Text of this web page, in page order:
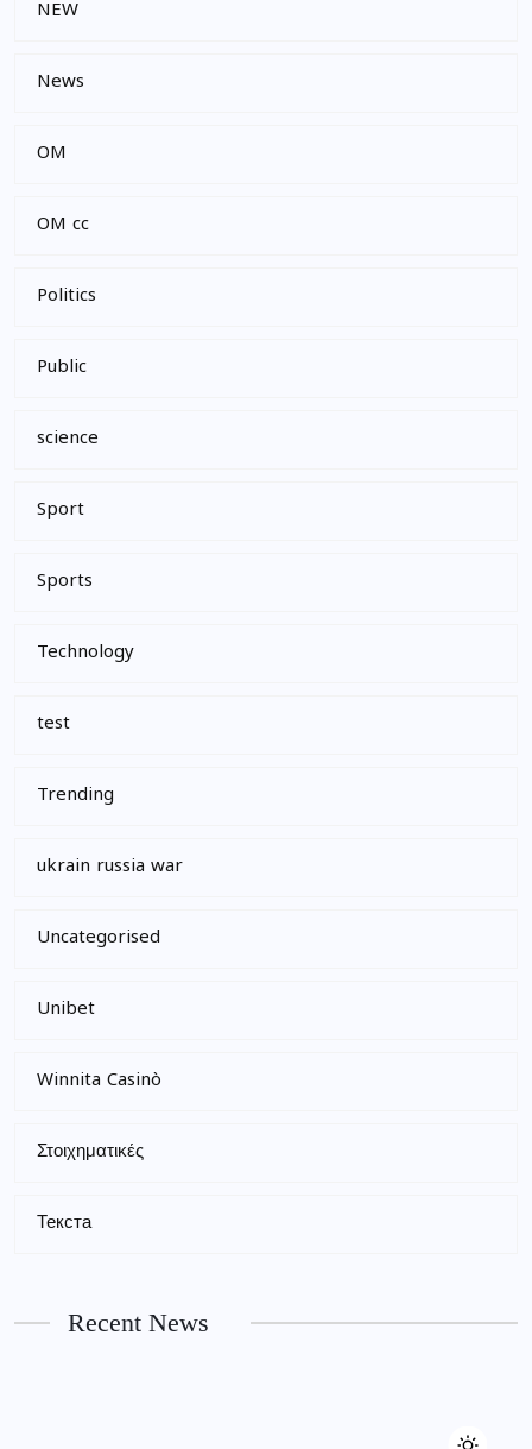
NEW
News
OM
OM cc
Politics
Public
science
Sport
Sports
Technology
test
Trending
ukrain russia war
Uncategorised
Unibet
Winnita Casinò
Στοιχηματικές
Текста
Recent News